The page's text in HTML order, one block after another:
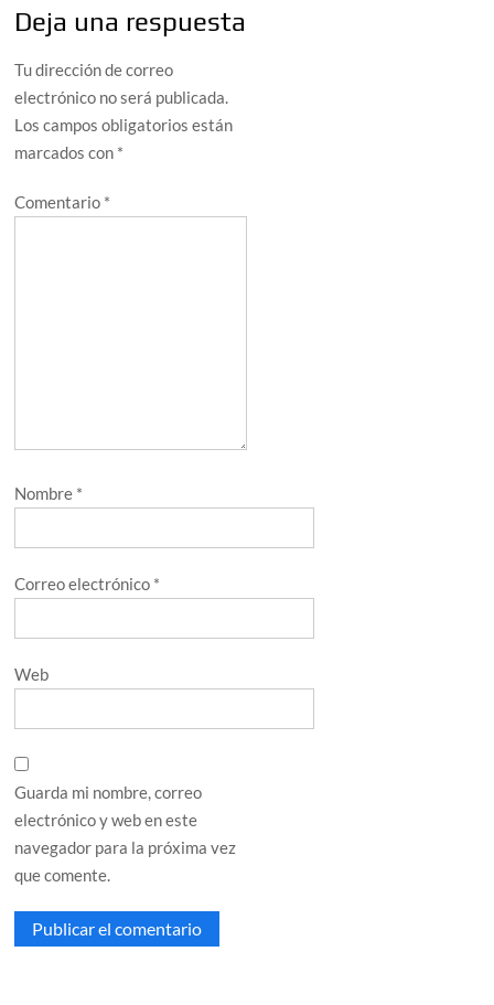
Deja una respuesta
Tu dirección de correo
electrónico no será publicada.
Los campos obligatorios están
marcados con *
Comentario *
Nombre *
Correo electrónico *
Web
Guarda mi nombre, correo
electrónico y web en este
navegador para la próxima vez
que comente.